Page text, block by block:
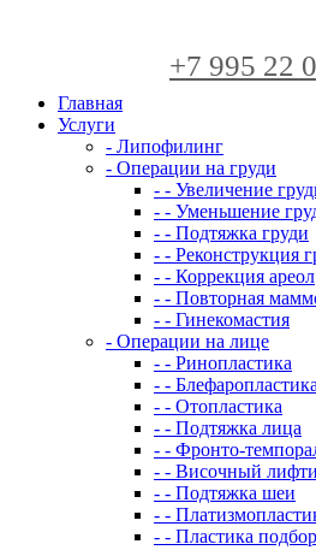
+7 995 22
Главная
Услуги
- Липофилинг
- Операции на груди
- - Увеличение
- - Уменьшение
- - Подтяжка груди
- - Реконструкция
- - Коррекция ареол
- - Повторная
- - Гинекомастия
- Операции на лице
- - Ринопластика
- - Блефаропластика
- - Отопластика
- - Подтяжка лица
- - Фронто-
- - Височный
- - Подтяжка шеи
- -
- - Пластика